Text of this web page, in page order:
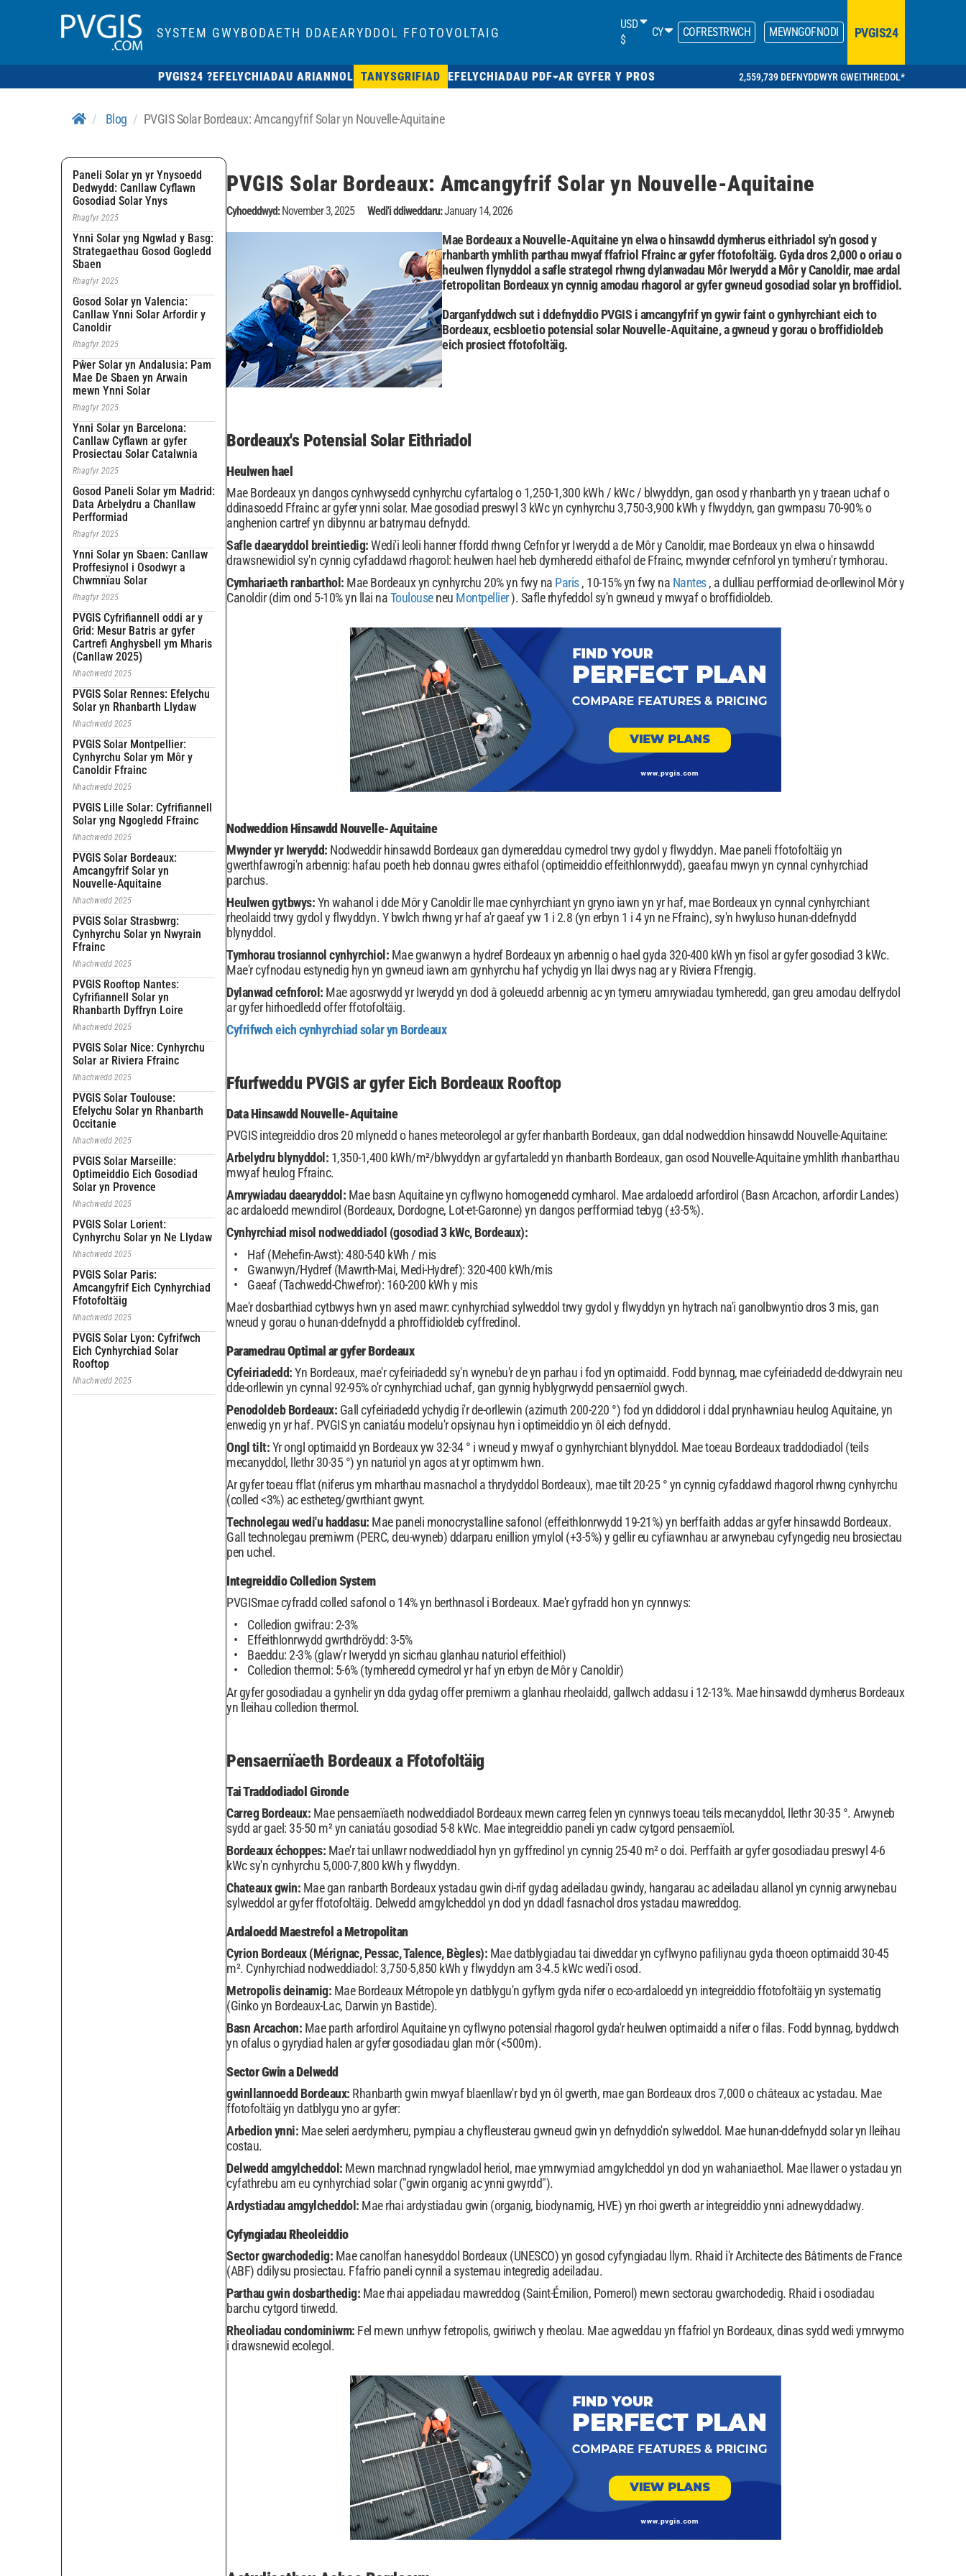
SYSTEM GWYBODAETH DDAEARYDDOL FFOTOVOLTAIG
USD
$
CY COFRESTRWCH MEWNGOFNODI PVGIS24
PVGIS24 ?EFELYCHIADAU ARIANNOL TANYSGRIFIAD EFELYCHIADAU PDF AR GYFER Y PROS 2,559,739 DEFNYDDWYR GWEITHREDOL*
Blog PVGIS Solar Bordeaux: Amcangyfrif Solar yn Nouvelle-Aquitaine
Paneli Solar yn yr Ynysoedd
Dedwydd: Canllaw Cyflawn
Gosodiad Solar Ynys
Rhagfyr 2025
Ynni Solar yng Ngwlad y Basg:
Strategaethau Gosod Gogledd
Sbaen
Rhagfyr 2025
Gosod Solar yn Valencia:
Canllaw Ynni Solar Arfordir y
Canoldir
Rhagfyr 2025
Pŵer Solar yn Andalusia: Pam
Mae De Sbaen yn Arwain
mewn Ynni Solar
Rhagfyr 2025
Ynni Solar yn Barcelona:
Canllaw Cyflawn ar gyfer
Prosiectau Solar Catalwnia
Rhagfyr 2025
Gosod Paneli Solar ym Madrid:
Data Arbelydru a Chanllaw
Perfformiad
Rhagfyr 2025
Ynni Solar yn Sbaen: Canllaw
Proffesiynol i Osodwyr a
Chwmnïau Solar
Rhagfyr 2025
PVGIS Cyfrifiannell oddi ar y
Grid: Mesur Batris ar gyfer
Cartrefi Anghysbell ym Mharis
(Canllaw 2025)
Nhachwedd 2025
PVGIS Solar Rennes: Efelychu
Solar yn Rhanbarth Llydaw
Nhachwedd 2025
PVGIS Solar Montpellier:
Cynhyrchu Solar ym Môr y
Canoldir Ffrainc
Nhachwedd 2025
PVGIS Lille Solar: Cyfrifiannell
Solar yng Ngogledd Ffrainc
Nhachwedd 2025
PVGIS Solar Bordeaux:
Amcangyfrif Solar yn
Nouvelle-Aquitaine
Nhachwedd 2025
PVGIS Solar Strasbwrg:
Cynhyrchu Solar yn Nwyrain
Ffrainc
Nhachwedd 2025
PVGIS Rooftop Nantes:
Cyfrifiannell Solar yn
Rhanbarth Dyffryn Loire
Nhachwedd 2025
PVGIS Solar Nice: Cynhyrchu
Solar ar Riviera Ffrainc
Nhachwedd 2025
PVGIS Solar Toulouse:
Efelychu Solar yn Rhanbarth
Occitanie
Nhachwedd 2025
PVGIS Solar Marseille:
Optimeiddio Eich Gosodiad
Solar yn Provence
Nhachwedd 2025
PVGIS Solar Lorient:
Cynhyrchu Solar yn Ne Llydaw
Nhachwedd 2025
PVGIS Solar Paris:
Amcangyfrif Eich Cynhyrchiad
Ffotofoltäig
Nhachwedd 2025
PVGIS Solar Lyon: Cyfrifwch
Eich Cynhyrchiad Solar
Rooftop
Nhachwedd 2025
PVGIS Solar Bordeaux: Amcangyfrif Solar yn Nouvelle-Aquitaine
Cyhoeddwyd: November 3, 2025 Wedi'i ddiweddaru:January 14, 2026
Mae Bordeaux a Nouvelle-Aquitaine yn elwa o hinsawdd dymherus eithriadol sy'n gosod y
rhanbarth ymhlith parthau mwyaf ffafriol Ffrainc ar gyfer ffotofoltäig. Gyda dros 2,000 o oriau o
heulwen flynyddol a safle strategol rhwng dylanwadau Môr Iwerydd a Môr y Canoldir, mae ardal
fetropolitan Bordeaux yn cynnig amodau rhagorol ar gyfer gwneud gosodiad solar yn broffidiol.
Darganfyddwch sut i ddefnyddio PVGIS i amcangyfrif yn gywir faint o gynhyrchiant eich to
Bordeaux, ecsbloetio potensial solar Nouvelle-Aquitaine, a gwneud y gorau o broffidioldeb
eich prosiect ffotofoltäig.
Bordeaux's Potensial Solar Eithriadol
Heulwen hael
Mae Bordeaux yn dangos cynhwysedd cynhyrchu cyfartalog o 1,250-1,300 kWh / kWc / blwyddyn, gan osod y rhanbarth yn y traean uchaf o
ddinasoedd Ffrainc ar gyfer ynni solar. Mae gosodiad preswyl 3 kWc yn cynhyrchu 3,750-3,900 kWh y flwyddyn, gan gwmpasu 70-90% o
anghenion cartref yn dibynnu ar batrymau defnydd.
Safle daearyddol breintiedig:Wedi'i leoli hanner ffordd rhwng Cefnfor yr Iwerydd a de Môr y Canoldir, mae Bordeaux yn elwa o hinsawdd
drawsnewidiol sy'n cynnig cyfaddawd rhagorol: heulwen hael heb dymheredd eithafol de Ffrainc, mwynder cefnforol yn tymheru'r tymhorau.
Cymhariaeth ranbarthol: Mae Bordeaux yn cynhyrchu 20% yn fwy na Paris, 10-15% yn fwy na Nantes, a dulliau perfformiad de-orllewinol Môr y
Canoldir (dim ond 5-10% yn llai naToulouseneu Montpellier). Safle rhyfeddol sy'n gwneud y mwyaf o broffidioldeb.
Nodweddion Hinsawdd Nouvelle-Aquitaine
Mwynder yr Iwerydd: Nodweddir hinsawdd Bordeaux gan dymereddau cymedrol trwy gydol y flwyddyn. Mae paneli ffotofoltäig yn
gwerthfawrogi'n arbennig: hafau poeth heb donnau gwres eithafol (optimeiddio effeithlonrwydd), gaeafau mwyn yn cynnal cynhyrchiad
parchus.
Heulwen gytbwys:Yn wahanol i dde Môr y Canoldir lle mae cynhyrchiant yn gryno iawn yn yr haf, mae Bordeaux yn cynnal cynhyrchiant
rheolaidd trwy gydol y flwyddyn. Y bwlch rhwng yr haf a'r gaeaf yw 1 i 2.8 (yn erbyn 1 i 4 yn ne Ffrainc), sy'n hwyluso hunan-ddefnydd
blynyddol.
Tymhorau trosiannol cynhyrchiol: Mae gwanwyn a hydref Bordeaux yn arbennig o hael gyda 320-400 kWh yn fisol ar gyfer gosodiad 3 kWc.
Mae'r cyfnodau estynedig hyn yn gwneud iawn am gynhyrchu haf ychydig yn llai dwys nag ar y Riviera Ffrengig.
Dylanwad cefnforol: Mae agosrwydd yr Iwerydd yn dod â goleuedd arbennig ac yn tymeru amrywiadau tymheredd, gan greu amodau delfrydol
ar gyfer hirhoedledd offer ffotofoltäig.
Cyfrifwch eich cynhyrchiad solar yn Bordeaux
Ffurfweddu PVGIS ar gyfer Eich Bordeaux Rooftop
Data Hinsawdd Nouvelle-Aquitaine
PVGIS integreiddio dros 20 mlynedd o hanes meteorolegol ar gyfer rhanbarth Bordeaux, gan ddal nodweddion hinsawdd Nouvelle-Aquitaine:
Arbelydru blynyddol: 1,350-1,400 kWh/m²/blwyddyn ar gyfartaledd yn rhanbarth Bordeaux, gan osod Nouvelle-Aquitaine ymhlith rhanbarthau
mwyaf heulog Ffrainc.
Amrywiadau daearyddol: Mae basn Aquitaine yn cyflwyno homogenedd cymharol. Mae ardaloedd arfordirol (Basn Arcachon, arfordir Landes)
ac ardaloedd mewndirol (Bordeaux, Dordogne, Lot-et-Garonne) yn dangos perfformiad tebyg (±3-5%).
Cynhyrchiad misol nodweddiadol (gosodiad 3 kWc, Bordeaux):
Haf (Mehefin-Awst): 480-540 kWh / mis
Gwanwyn/Hydref (Mawrth-Mai, Medi-Hydref): 320-400 kWh/mis
Gaeaf (Tachwedd-Chwefror): 160-200 kWh y mis
Mae'r dosbarthiad cytbwys hwn yn ased mawr: cynhyrchiad sylweddol trwy gydol y flwyddyn yn hytrach na'i ganolbwyntio dros 3 mis, gan
wneud y gorau o hunan-ddefnydd a phroffidioldeb cyffredinol.
Paramedrau Optimal ar gyfer Bordeaux
Cyfeiriadedd:Yn Bordeaux, mae'r cyfeiriadedd sy'n wynebu'r de yn parhau i fod yn optimaidd. Fodd bynnag, mae cyfeiriadedd de-ddwyrain neu
dde-orllewin yn cynnal 92-95% o'r cynhyrchiad uchaf, gan gynnig hyblygrwydd pensaernïol gwych.
Penodoldeb Bordeaux: Gall cyfeiriadedd ychydig i'r de-orllewin (azimuth 200-220 °) fod yn ddiddorol i ddal prynhawniau heulog Aquitaine, yn
enwedig yn yr haf. PVGIS yn caniatáu modelu'r opsiynau hyn i optimeiddio yn ôl eich defnydd.
Ongl tilt:Yr ongl optimaidd yn Bordeaux yw 32-34 ° i wneud y mwyaf o gynhyrchiant blynyddol. Mae toeau Bordeaux traddodiadol (teils
mecanyddol, llethr 30-35 °) yn naturiol yn agos at yr optimwm hwn.
Ar gyfer toeau fflat (niferus ym mharthau masnachol a thrydyddol Bordeaux), mae tilt 20-25 ° yn cynnig cyfaddawd rhagorol rhwng cynhyrchu
(colled <3%) ac estheteg/gwrthiant gwynt.
Technolegau wedi'u haddasu: Mae paneli monocrystalline safonol (effeithlonrwydd 19-21%) yn berffaith addas ar gyfer hinsawdd Bordeaux.
Gall technolegau premiwm (PERC, deu-wyneb) ddarparu enillion ymylol (+3-5%) y gellir eu cyfiawnhau ar arwynebau cyfyngedig neu brosiectau
pen uchel.
Integreiddio Colledion System
PVGISmae cyfradd colled safonol o 14% yn berthnasol i Bordeaux. Mae'r gyfradd hon yn cynnwys:
Colledion gwifrau: 2-3%
Effeithlonrwydd gwrthdröydd: 3-5%
Baeddu: 2-3% (glaw'r Iwerydd yn sicrhau glanhau naturiol effeithiol)
Colledion thermol: 5-6% (tymheredd cymedrol yr haf yn erbyn de Môr y Canoldir)
Ar gyfer gosodiadau a gynhelir yn dda gydag offer premiwm a glanhau rheolaidd, gallwch addasu i 12-13%. Mae hinsawdd dymherus Bordeaux
yn lleihau colledion thermol.
Pensaernïaeth Bordeaux a Ffotofoltäig
Tai Traddodiadol Gironde
Carreg Bordeaux: Mae pensaernïaeth nodweddiadol Bordeaux mewn carreg felen yn cynnwys toeau teils mecanyddol, llethr 30-35 °. Arwyneb
sydd ar gael: 35-50 m² yn caniatáu gosodiad 5-8 kWc. Mae integreiddio paneli yn cadw cytgord pensaernïol.
Bordeaux échoppes: Mae'r tai unllawr nodweddiadol hyn yn gyffredinol yn cynnig 25-40 m² o doi. Perffaith ar gyfer gosodiadau preswyl 4-6
kWc sy'n cynhyrchu 5,000-7,800 kWh y flwyddyn.
Chateaux gwin: Mae gan ranbarth Bordeaux ystadau gwin di-rif gydag adeiladau gwindy, hangarau ac adeiladau allanol yn cynnig arwynebau
sylweddol ar gyfer ffotofoltäig. Delwedd amgylcheddol yn dod yn ddadl fasnachol dros ystadau mawreddog.
Ardaloedd Maestrefol a Metropolitan
Cyrion Bordeaux (Mérignac, Pessac, Talence, Bègles): Mae datblygiadau tai diweddar yn cyflwyno pafiliynau gyda thoeon optimaidd 30-45
m². Cynhyrchiad nodweddiadol: 3,750-5,850 kWh y flwyddyn am 3-4.5 kWc wedi'i osod.
Metropolis deinamig: Mae Bordeaux Métropole yn datblygu'n gyflym gyda nifer o eco-ardaloedd yn integreiddio ffotofoltäig yn systematig
(Ginko yn Bordeaux-Lac, Darwin yn Bastide).
Basn Arcachon: Mae parth arfordirol Aquitaine yn cyflwyno potensial rhagorol gyda'r heulwen optimaidd a nifer o filas. Fodd bynnag, byddwch
yn ofalus o gyrydiad halen ar gyfer gosodiadau glan môr (<500m).
Sector Gwin a Delwedd
gwinllannoedd Bordeaux: Rhanbarth gwin mwyaf blaenllaw'r byd yn ôl gwerth, mae gan Bordeaux dros 7,000 o châteaux ac ystadau. Mae
ffotofoltäig yn datblygu yno ar gyfer:
Arbedion ynni: Mae seleri aerdymheru, pympiau a chyfleusterau gwneud gwin yn defnyddio'n sylweddol. Mae hunan-ddefnydd solar yn lleihau
costau.
Delwedd amgylcheddol: Mewn marchnad ryngwladol heriol, mae ymrwymiad amgylcheddol yn dod yn wahaniaethol. Mae llawer o ystadau yn
cyfathrebu am eu cynhyrchiad solar ("gwin organig ac ynni gwyrdd").
Ardystiadau amgylcheddol: Mae rhai ardystiadau gwin (organig, biodynamig, HVE) yn rhoi gwerth ar integreiddio ynni adnewyddadwy.
Cyfyngiadau Rheoleiddio
Sector gwarchodedig: Mae canolfan hanesyddol Bordeaux (UNESCO) yn gosod cyfyngiadau llym. Rhaid i'r Architecte des Bâtiments de France
(ABF) ddilysu prosiectau. Ffafrio paneli cynnil a systemau integredig adeiladau.
Parthau gwin dosbarthedig: Mae rhai appeliadau mawreddog (Saint-Émilion, Pomerol) mewn sectorau gwarchodedig. Rhaid i osodiadau
barchu cytgord tirwedd.
Rheoliadau condominiwm: Fel mewn unrhyw fetropolis, gwiriwch y rheolau. Mae agweddau yn ffafriol yn Bordeaux, dinas sydd wedi ymrwymo
i drawsnewid ecolegol.